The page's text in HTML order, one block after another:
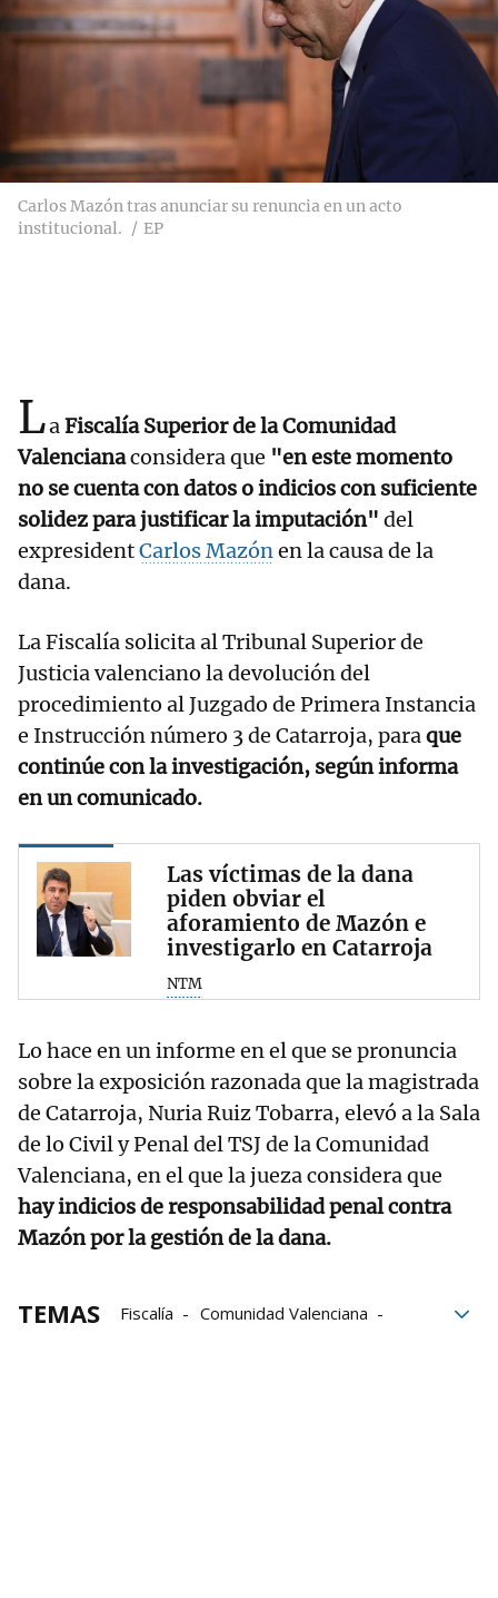
Carlos Mazón tras anunciar su renuncia en un acto
institucional.
EP
LaFiscalía Superior de la Comunidad
Valencianaconsidera que "en este momento
no se cuenta con datos o indicios con suficiente
solidez para justificar la imputación" del
expresidentCarlos Mazónen la causa de la
dana.
La Fiscalía solicita al Tribunal Superior de
Justicia valenciano la devolución del
procedimiento al Juzgado de Primera Instancia
e Instrucción número 3 de Catarroja, paraque
continúe con la investigación, según informa
en un comunicado.
Las víctimas de la dana
piden obviar el
aforamiento de Mazón e
investigarlo en Catarroja
NTM
Lo hace en un informe en el que se pronuncia
sobre la exposición razonada que la magistrada
de Catarroja, Nuria Ruiz Tobarra, elevó a la Sala
de lo Civil y Penal del TSJ de la Comunidad
Valenciana, en el que la jueza considera que
hay indicios de responsabilidad penal contra
Mazón por la gestión de la dana.
TEMAS Fiscalía
Comunidad Valenciana